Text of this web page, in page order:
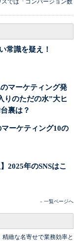
では「コンバージョン数
常識を疑え！
マーケティング発
のただの水”大ヒ
裏は？
ーケティング10の
】2025年のSNSはこ
» 一覧ページへ
緻な名寄せで業務効率と